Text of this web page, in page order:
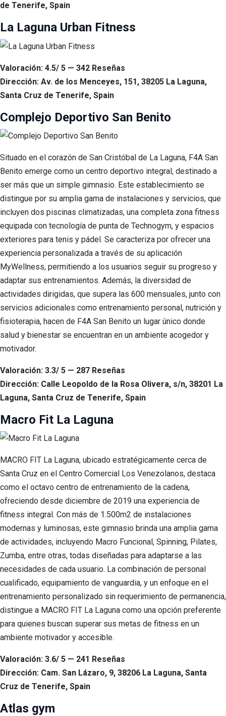
de Tenerife, Spain
La Laguna Urban Fitness
Valoración: 4.5/ 5 — 342 Reseñas
Dirección: Av. de los Menceyes, 151, 38205 La Laguna,
Santa Cruz de Tenerife, Spain
Complejo Deportivo San Benito
Situado en el corazón de San Cristóbal de La Laguna, F4A San
Benito emerge como un centro deportivo integral, destinado a
ser más que un simple gimnasio. Este establecimiento se
distingue por su amplia gama de instalaciones y servicios, que
incluyen dos piscinas climatizadas, una completa zona fitness
equipada con tecnología de punta de Technogym, y espacios
exteriores para tenis y pádel. Se caracteriza por ofrecer una
experiencia personalizada a través de su aplicación
MyWellness, permitiendo a los usuarios seguir su progreso y
adaptar sus entrenamientos. Además, la diversidad de
actividades dirigidas, que supera las 600 mensuales, junto con
servicios adicionales como entrenamiento personal, nutrición y
fisioterapia, hacen de F4A San Benito un lugar único donde
salud y bienestar se encuentran en un ambiente acogedor y
motivador.
Valoración: 3.3/ 5 — 287 Reseñas
Dirección: Calle Leopoldo de la Rosa Olivera, s/n, 38201 La
Laguna, Santa Cruz de Tenerife, Spain
Macro Fit La Laguna
MACRO FIT La Laguna, ubicado estratégicamente cerca de
Santa Cruz en el Centro Comercial Los Venezolanos, destaca
como el octavo centro de entrenamiento de la cadena,
ofreciendo desde diciembre de 2019 una experiencia de
fitness integral. Con más de 1.500m2 de instalaciones
modernas y luminosas, este gimnasio brinda una amplia gama
de actividades, incluyendo Macro Funcional, Spinning, Pilates,
Zumba, entre otras, todas diseñadas para adaptarse a las
necesidades de cada usuario. La combinación de personal
cualificado, equipamiento de vanguardia, y un enfoque en el
entrenamiento personalizado sin requerimiento de permanencia,
distingue a MACRO FIT La Laguna como una opción preferente
para quienes buscan superar sus metas de fitness en un
ambiente motivador y accesible.
Valoración: 3.6/ 5 — 241 Reseñas
Dirección: Cam. San Lázaro, 9, 38206 La Laguna, Santa
Cruz de Tenerife, Spain
Atlas gym